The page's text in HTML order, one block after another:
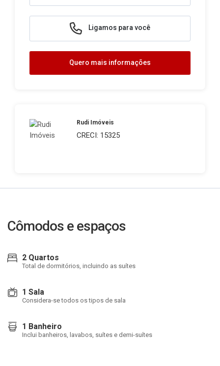
Ligamos para você
Quero mais informações
Rudi Imóveis
CRECI: 15325
Cômodos e espaços
2 Quartos
Total de dormitórios, incluindo as suítes
1 Sala
Considera-se todos os tipos de sala
1 Banheiro
Inclui banheiros, lavabos, suítes e demi-suítes